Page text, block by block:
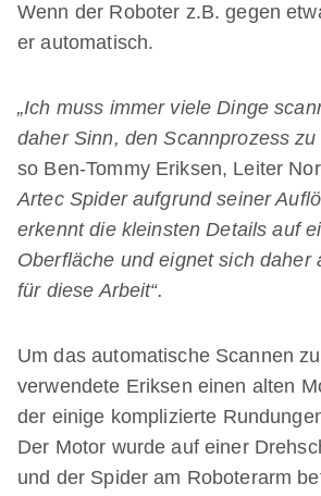
Wenn der Roboter z.B. gegen
er automatisch.
„Ich muss immer viele Dinge
daher Sinn, den Scannprozess zu
so Ben-Tommy Eriksen, Leiter
Artec Spider aufgrund seiner
erkennt die kleinsten Details auf
Oberfläche und eignet sich daher
für diese Arbeit“.
Um das automatische Scannen
verwendete Eriksen einen alten
der einige komplizierte
Der Motor wurde auf einer
und der Spider am Roboterarm